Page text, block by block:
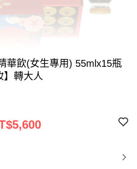
華飲(女生專用) 55mlx15瓶
】轉大人